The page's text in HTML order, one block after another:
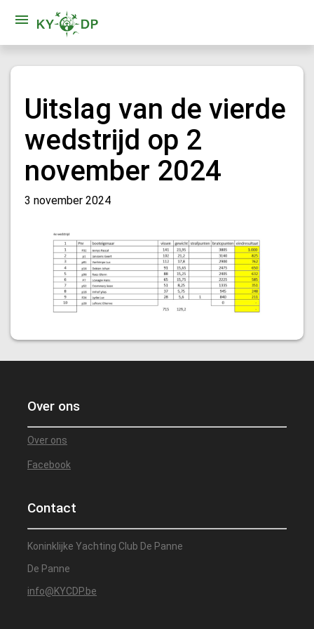
Uitslag van de vierde
wedstrijd op 2
november 2024
3 november 2024
Over ons
Over ons
Facebook
Contact
Koninklijke Yachting Club De Panne
De Panne
info@KYCDP.be